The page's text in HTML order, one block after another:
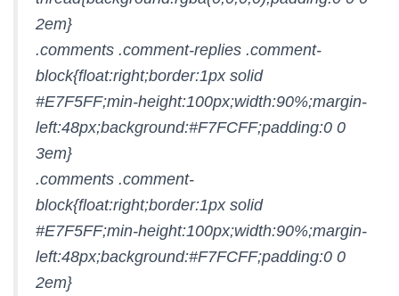
2em}
.comments .comment-replies .comment-
block{float:right;border:1px solid
#E7F5FF;min-height:100px;width:90%;margin-
left:48px;background:#F7FCFF;padding:0 0
3em}
.comments .comment-
block{float:right;border:1px solid
#E7F5FF;min-height:100px;width:90%;margin-
left:48px;background:#F7FCFF;padding:0 0
2em}